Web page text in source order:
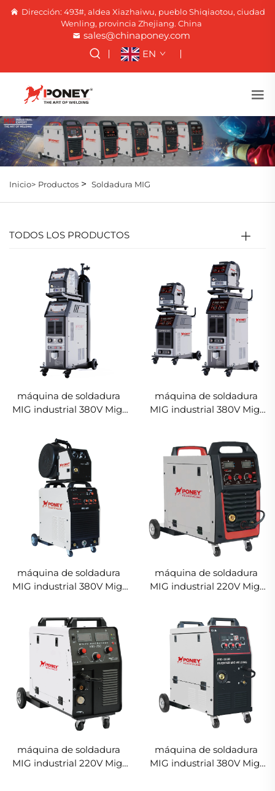
Dirección: 493#, aldea Xiazhaiwu, pueblo Shiqiaotou, ciudad
Wenling, provincia Zhejiang. China
sales@chinaponey.com
EN
Inicio> Productos > Soldadura MIG
TODOS LOS PRODUCTOS
máquina de soldadura
MIG industrial 380V Mig-
sistema sinérgico de
refrigeración por agua
máquina de soldadura
MIG industrial 380V Mig-
soldadora MIG/MAG y
oxicorte
máquina de soldadura
MIG industrial 380V Mig-
separado, multifuncional
con protección de gas
CO2, soldadora MIG/MAG
máquina de soldadura
MIG industrial 220V Mig-
soldadora MIG/MAG
máquina de soldadura
MIG industrial 220V Mig-
máquina de soldadura
MIG industrial 380V Mig-